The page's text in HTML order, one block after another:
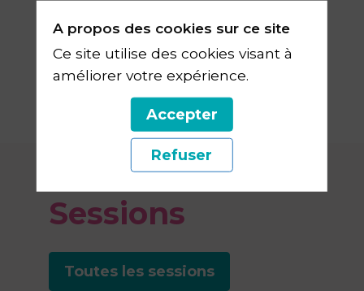
Sessions
Toutes les sessions
A propos des cookies sur ce site
Ce site utilise des cookies visant à
améliorer votre expérience.
Accepter
Refuser